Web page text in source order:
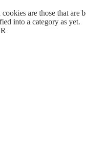
are those that are
into a category as yet.